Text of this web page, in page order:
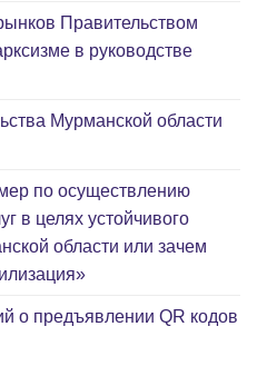
Правительством
в руководстве
Мурманской области
по осуществлению
в целях устойчивого
области или зачем
о предъявлении QR кодов